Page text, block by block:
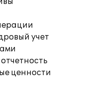
учет
ценности